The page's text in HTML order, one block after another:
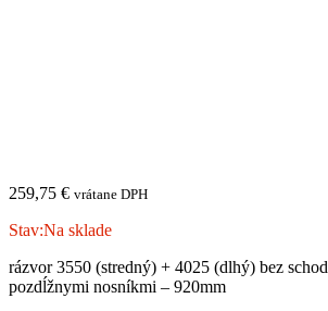
259,75 € vrátane DPH
Stav:Na sklade
rázvor 3550 (stredný) + 4025 (dlhý) bez
pozdĺžnymi nosníkmi – 920mm